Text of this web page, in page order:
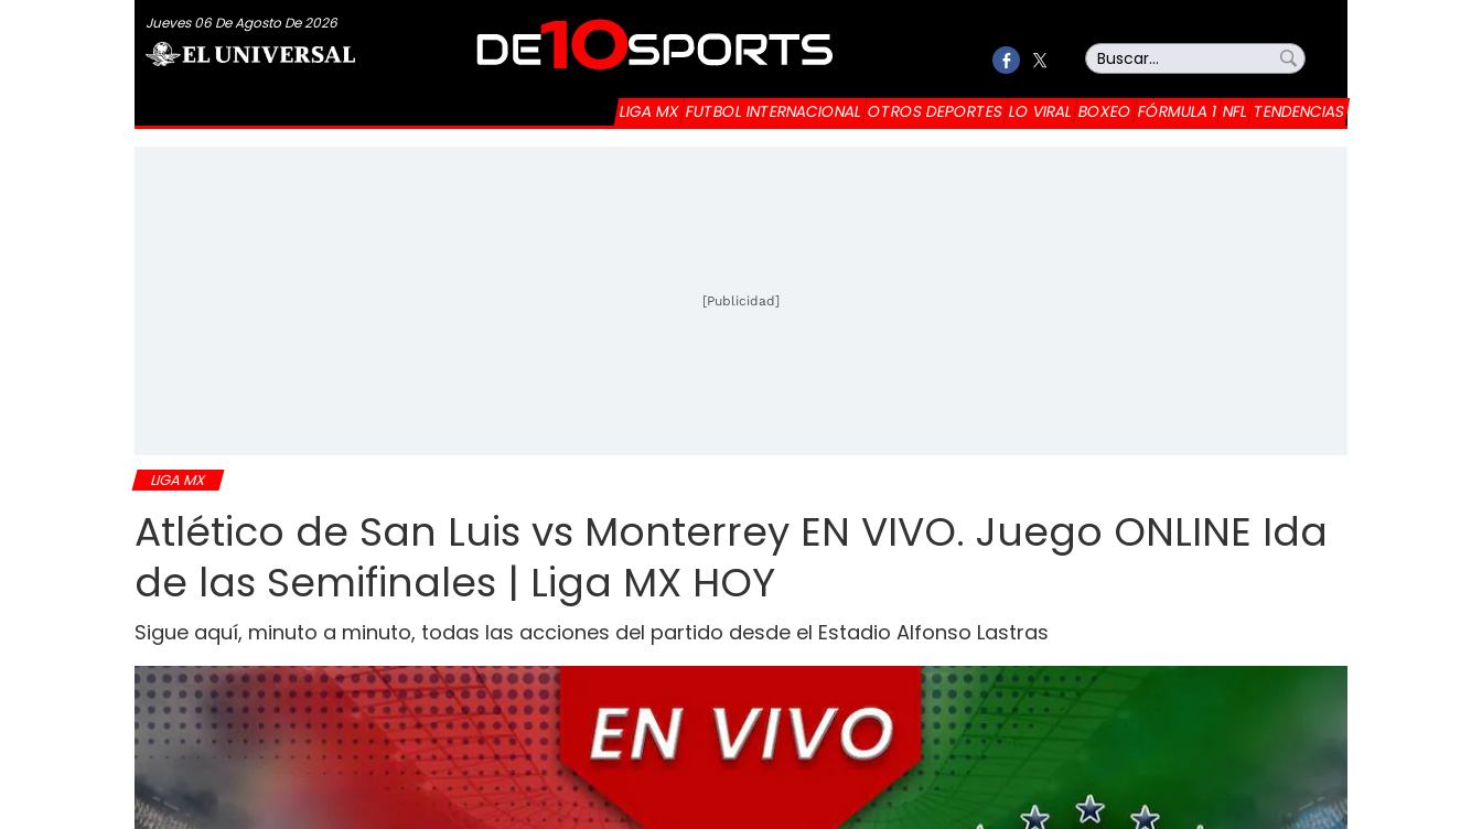
Jueves 06 De Agosto De 2026
LIGA MX FUTBOL INTERNACIONAL OTROS DEPORTES LO VIRAL BOXEO FÓRMULA 1 NFL TENDENCIAS
[Publicidad]
LIGA MX
Atlético de San Luis vs Monterrey EN VIVO. Juego ONLINE Ida
de las Semifinales | Liga MX HOY
Sigue aquí, minuto a minuto, todas las acciones del partido desde el Estadio Alfonso Lastras